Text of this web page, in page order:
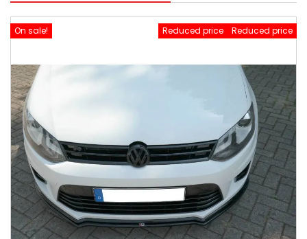
On sale! Reduced price
Reduced price